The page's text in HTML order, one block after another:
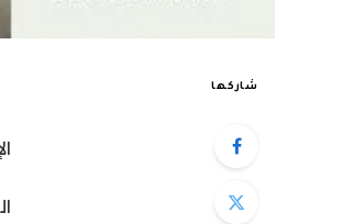
شاركها